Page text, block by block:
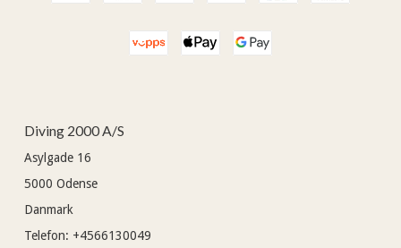
Diving 2000 A/S
Asylgade 16
5000 Odense
Danmark
Telefon: +4566130049